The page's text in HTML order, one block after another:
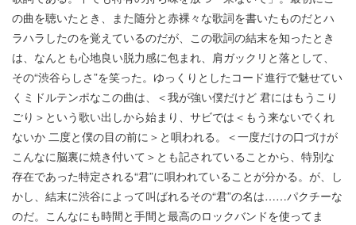
の曲を聴いたとき、また随分と赤裸々な歌詞を書いたものだとハ
ラハラしたのを覚えているのだが、この歌詞の結末を知ったとき
は、なんとも心地良い脱力感に包まれ、肩ガックリと落として、
その“渋谷らしさ”を笑った。ゆっくりとしたコード進行で魅せてい
くミドルテンポなこの曲は、＜我が強い僕だけど 君にはもうこり
ごり＞という歌い出しから始まり、サビでは＜もう来ないでくれ
ないか 二度と僕の目の前に＞と唄われる。＜一度だけの口づけが
こんなに脳裏に焼き付いて＞とも記されていることから、特別な
存在であった特定される“君”に唄われていることが分かる。が、し
かし、結末に渋谷によって叫ばれるその“君”の名は……パクチーな
のだ。こんなにも時間と手間と最高のロックバンドを使ってま